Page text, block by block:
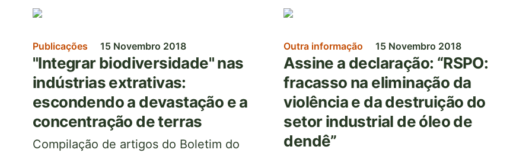
Imagem
Publicações 15 Novembro 2018
"Integrar biodiversidade" nas
indústrias extrativas:
escondendo a devastação e a
concentração de terras
Compilação de artigos do Boletim do
Imagem
Outra informação 15 Novembro 2018
Assine a declaração: “RSPO:
fracasso na eliminação da
violência e da destruição do
setor industrial de óleo de
dendê”